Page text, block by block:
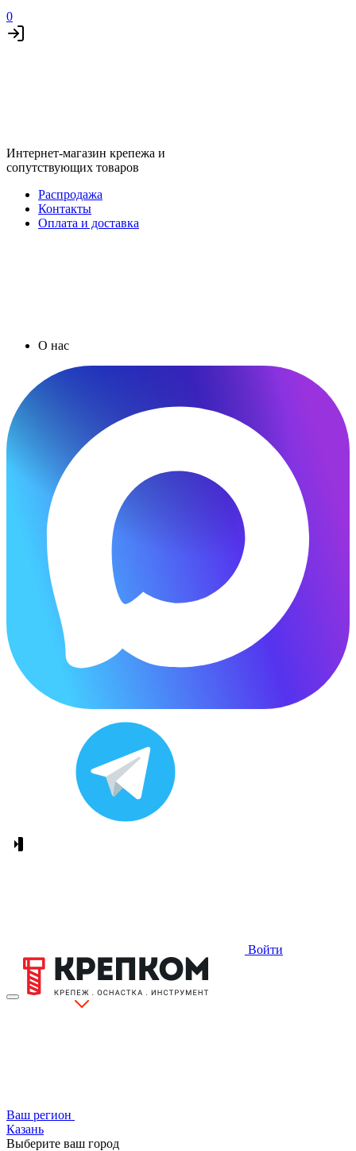
0
Интернет-магазин крепежа и
сопутствующих товаров
Распродажа
Контакты
Оплата и доставка
О нас
Войти
Ваш регион
Казань
Выберите ваш город